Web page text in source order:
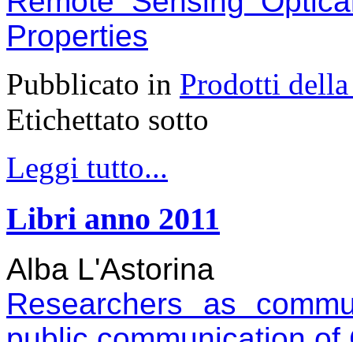
Properties
Pubblicato in Prodotti
Etichettato sotto
Leggi tutto...
Libri anno 2011
Alba L'Astorina
Researchers as